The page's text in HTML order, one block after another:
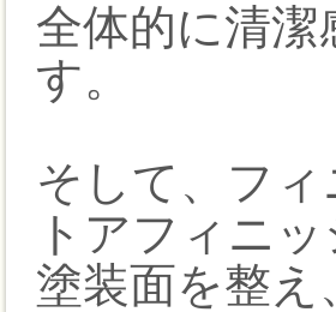
全体的に清
す。
そして、フ
トアフィニ
塗装面を整